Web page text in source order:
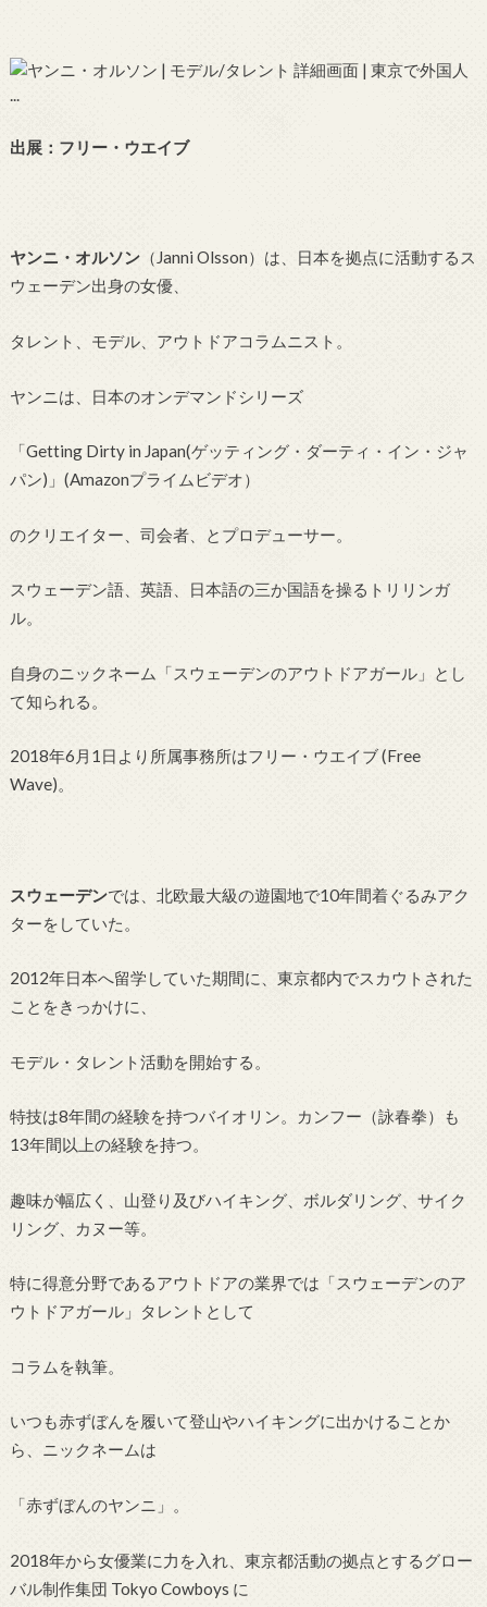
出展：フリー・ウエイブ
ヤンニ・オルソン（Janni Olsson）は、日本を拠点に活動するス
ウェーデン出身の女優、
タレント、モデル、アウトドアコラムニスト。
ヤンニは、日本のオンデマンドシリーズ
「Getting Dirty in Japan(ゲッティング・ダーティ・イン・ジャ
パン)」(Amazonプライムビデオ）
のクリエイター、司会者、とプロデューサー。
スウェーデン語、英語、日本語の三か国語を操るトリリンガ
ル。
自身のニックネーム「スウェーデンのアウトドアガール」とし
て知られる。
2018年6月1日より所属事務所はフリー・ウエイブ (Free
Wave)。
スウェーデンでは、北欧最大級の遊園地で10年間着ぐるみアク
ターをしていた。
2012年日本へ留学していた期間に、東京都内でスカウトされた
ことをきっかけに、
モデル・タレント活動を開始する。
特技は8年間の経験を持つバイオリン。カンフー（詠春拳）も
13年間以上の経験を持つ。
趣味が幅広く、山登り及びハイキング、ボルダリング、サイク
リング、カヌー等。
特に得意分野であるアウトドアの業界では「スウェーデンのア
ウトドアガール」タレントとして
コラムを執筆。
いつも赤ずぼんを履いて登山やハイキングに出かけることか
ら、ニックネームは
「赤ずぼんのヤンニ」。
2018年から女優業に力を入れ、東京都活動の拠点とするグロー
バル制作集団 Tokyo Cowboys に